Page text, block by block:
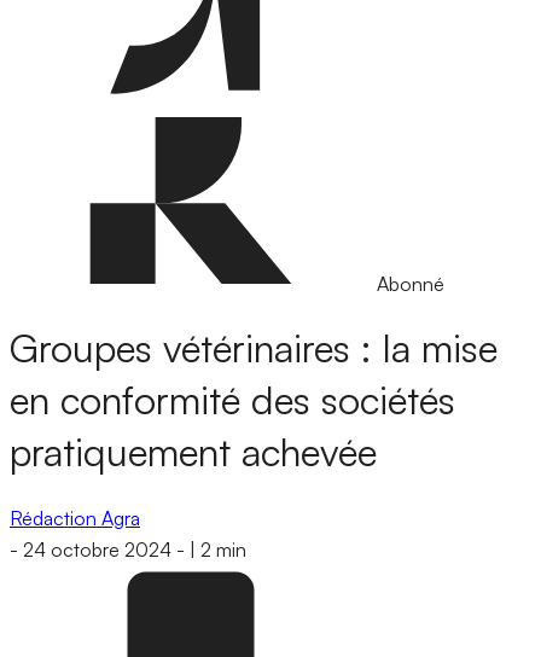
Abonné
Groupes vétérinaires : la mise
en conformité des sociétés
pratiquement achevée
Rédaction Agra
- 24 octobre 2024 - 2 min